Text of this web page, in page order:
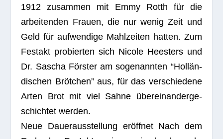
1912 zusam­men mit Emmy Rotth für die
arbei­ten­den Frauen, die nur wenig Zeit und
Geld für auf­wen­dige Mahl­zei­ten hat­ten. Zum
Fest­akt pro­bier­ten sich Nicole Heesters und
Dr. Sascha Förs­ter am soge­nann­ten “Hol­län­
di­schen Bröt­chen” aus, für das ver­schie­dene
Arten Brot mit viel Sahne über­ein­an­der­ge­
schich­tet werden.
Neue Dau­er­aus­stel­lung eröff­net Nach dem